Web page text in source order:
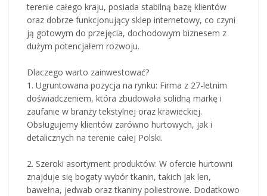
terenie całego kraju, posiada stabilną bazę klientów
oraz dobrze funkcjonujący sklep internetowy, co czyni
ją gotowym do przejęcia, dochodowym biznesem z
dużym potencjałem rozwoju.
Dlaczego warto zainwestować?
1. Ugruntowana pozycja na rynku: Firma z 27-letnim
doświadczeniem, która zbudowała solidną markę i
zaufanie w branży tekstylnej oraz krawieckiej.
Obsługujemy klientów zarówno hurtowych, jak i
detalicznych na terenie całej Polski.
2. Szeroki asortyment produktów: W ofercie hurtowni
znajduje się bogaty wybór tkanin, takich jak len,
bawełna, jedwab oraz tkaniny poliestrowe. Dodatkowo